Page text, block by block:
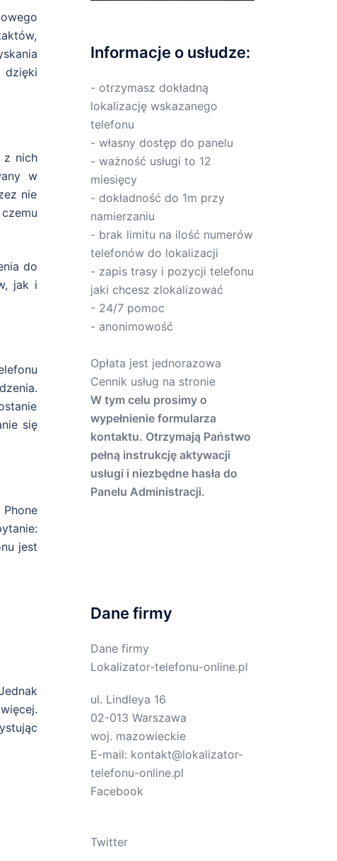
dzięki
z nich
w
nie
do
jak i
się
jest
Informacje o usłudze:
- otrzymasz dokładną
lokalizację wskazanego
telefonu
- własny dostęp do panelu
- ważność usługi to 12
miesięcy
- dokładność do 1m przy
namierzaniu
- brak limitu na ilość numerów
telefonów do lokalizacji
- zapis trasy i pozycji telefonu
jaki chcesz zlokalizować
- 24/7 pomoc
- anonimowość
Opłata jest jednorazowa
Cennik usług na stronie
W tym celu prosimy o
wypełnienie formularza
kontaktu. Otrzymają Państwo
pełną instrukcję aktywacji
usługi i niezbędne hasła do
Panelu Administracji.
Dane firmy
Dane firmy
Lokalizator-telefonu-online.pl
ul. Lindleya 16
02-013 Warszawa
woj. mazowieckie
E-mail: kontakt@lokalizator-
telefonu-online.pl
Facebook
Twitter